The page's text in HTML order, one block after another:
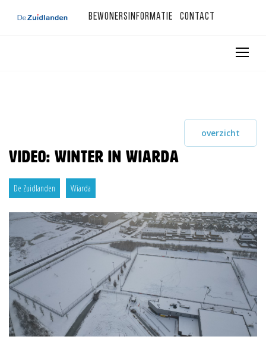
Bewonersinformatie Contact
overzicht
Video: Winter in Wiarda
De Zuidlanden Wiarda